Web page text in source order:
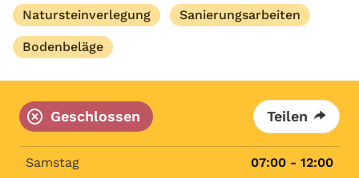
Natursteinverlegung Sanierungsarbeiten
Bodenbeläge
Geschlossen Teilen
Samstag 07:00 - 12:00